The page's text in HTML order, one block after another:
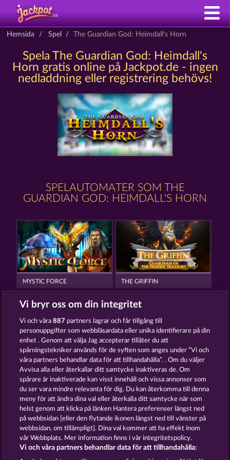
Hemsida Spel The Guardian God: Heimdall's Horn
Spela The Guardian God: Heimdall's
Horn gratis online på Jackpot.de - ingen
nedladdning eller registrering behövs!
SPELAUTOMATER SOM THE
GUARDIAN GOD: HEIMDALL'S HORN
MYSTIC FORCE THE GRIFFIN
MAGIC MIRROR CRYSTAL BALL
Användarvillkor Sekretesspolicy Avtryck
Om Företaget FAQ Ordlista
Partnerprogram Facebook
Vi bryr oss om din integritet
Vi och våra887 partners lagrar och får tillgång till
personuppgifter som webbläsardata eller unika identifierare på din
enhet . Genom att välja Jag accepterar tillåter du att
spårningstekniker används för de syften som anges under ”Vi och
våra partners behandlar data för att tillhandahålla”. . Om du väljer
Avvisa alla eller återkallar ditt samtycke inaktiveras de. Om
spårare är inaktiverade kan visst innehåll och vissa annonser som
du ser vara mindre relevanta för dig. Du kan återkomma till denna
meny för att ändra dina val eller återkalla ditt samtycke när som
helst genom att klicka på länken Hantera preferenser längst ned
på webbsidan [eller den flytande ikonen längst ned till vänster på
webbsidan, om tillämpligt]. Dina val kommer att ha effekt inom
vår Webbplats. Mer information finns i vår integritetspolicy.
Vi och våra partners behandlar data för att tillhandahålla: